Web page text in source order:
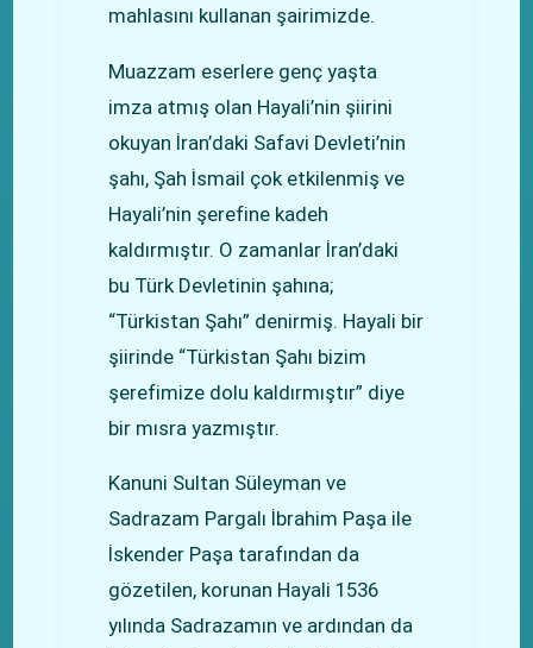
mahlasını kullanan şairimizde.
Muazzam eserlere genç yaşta
imza atmış olan Hayali’nin şiirini
okuyan İran’daki Safavi Devleti’nin
şahı, Şah İsmail çok etkilenmiş ve
Hayali’nin şerefine kadeh
kaldırmıştır. O zamanlar İran’daki
bu Türk Devletinin şahına;
“Türkistan Şahı” denirmiş. Hayali bir
şiirinde “Türkistan Şahı bizim
şerefimize dolu kaldırmıştır” diye
bir mısra yazmıştır.
Kanuni Sultan Süleyman ve
Sadrazam Pargalı İbrahim Paşa ile
İskender Paşa tarafından da
gözetilen, korunan Hayali 1536
yılında Sadrazamın ve ardından da